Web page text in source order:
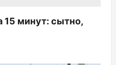
15 минут: сытно,